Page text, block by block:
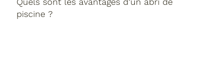
piscine ?